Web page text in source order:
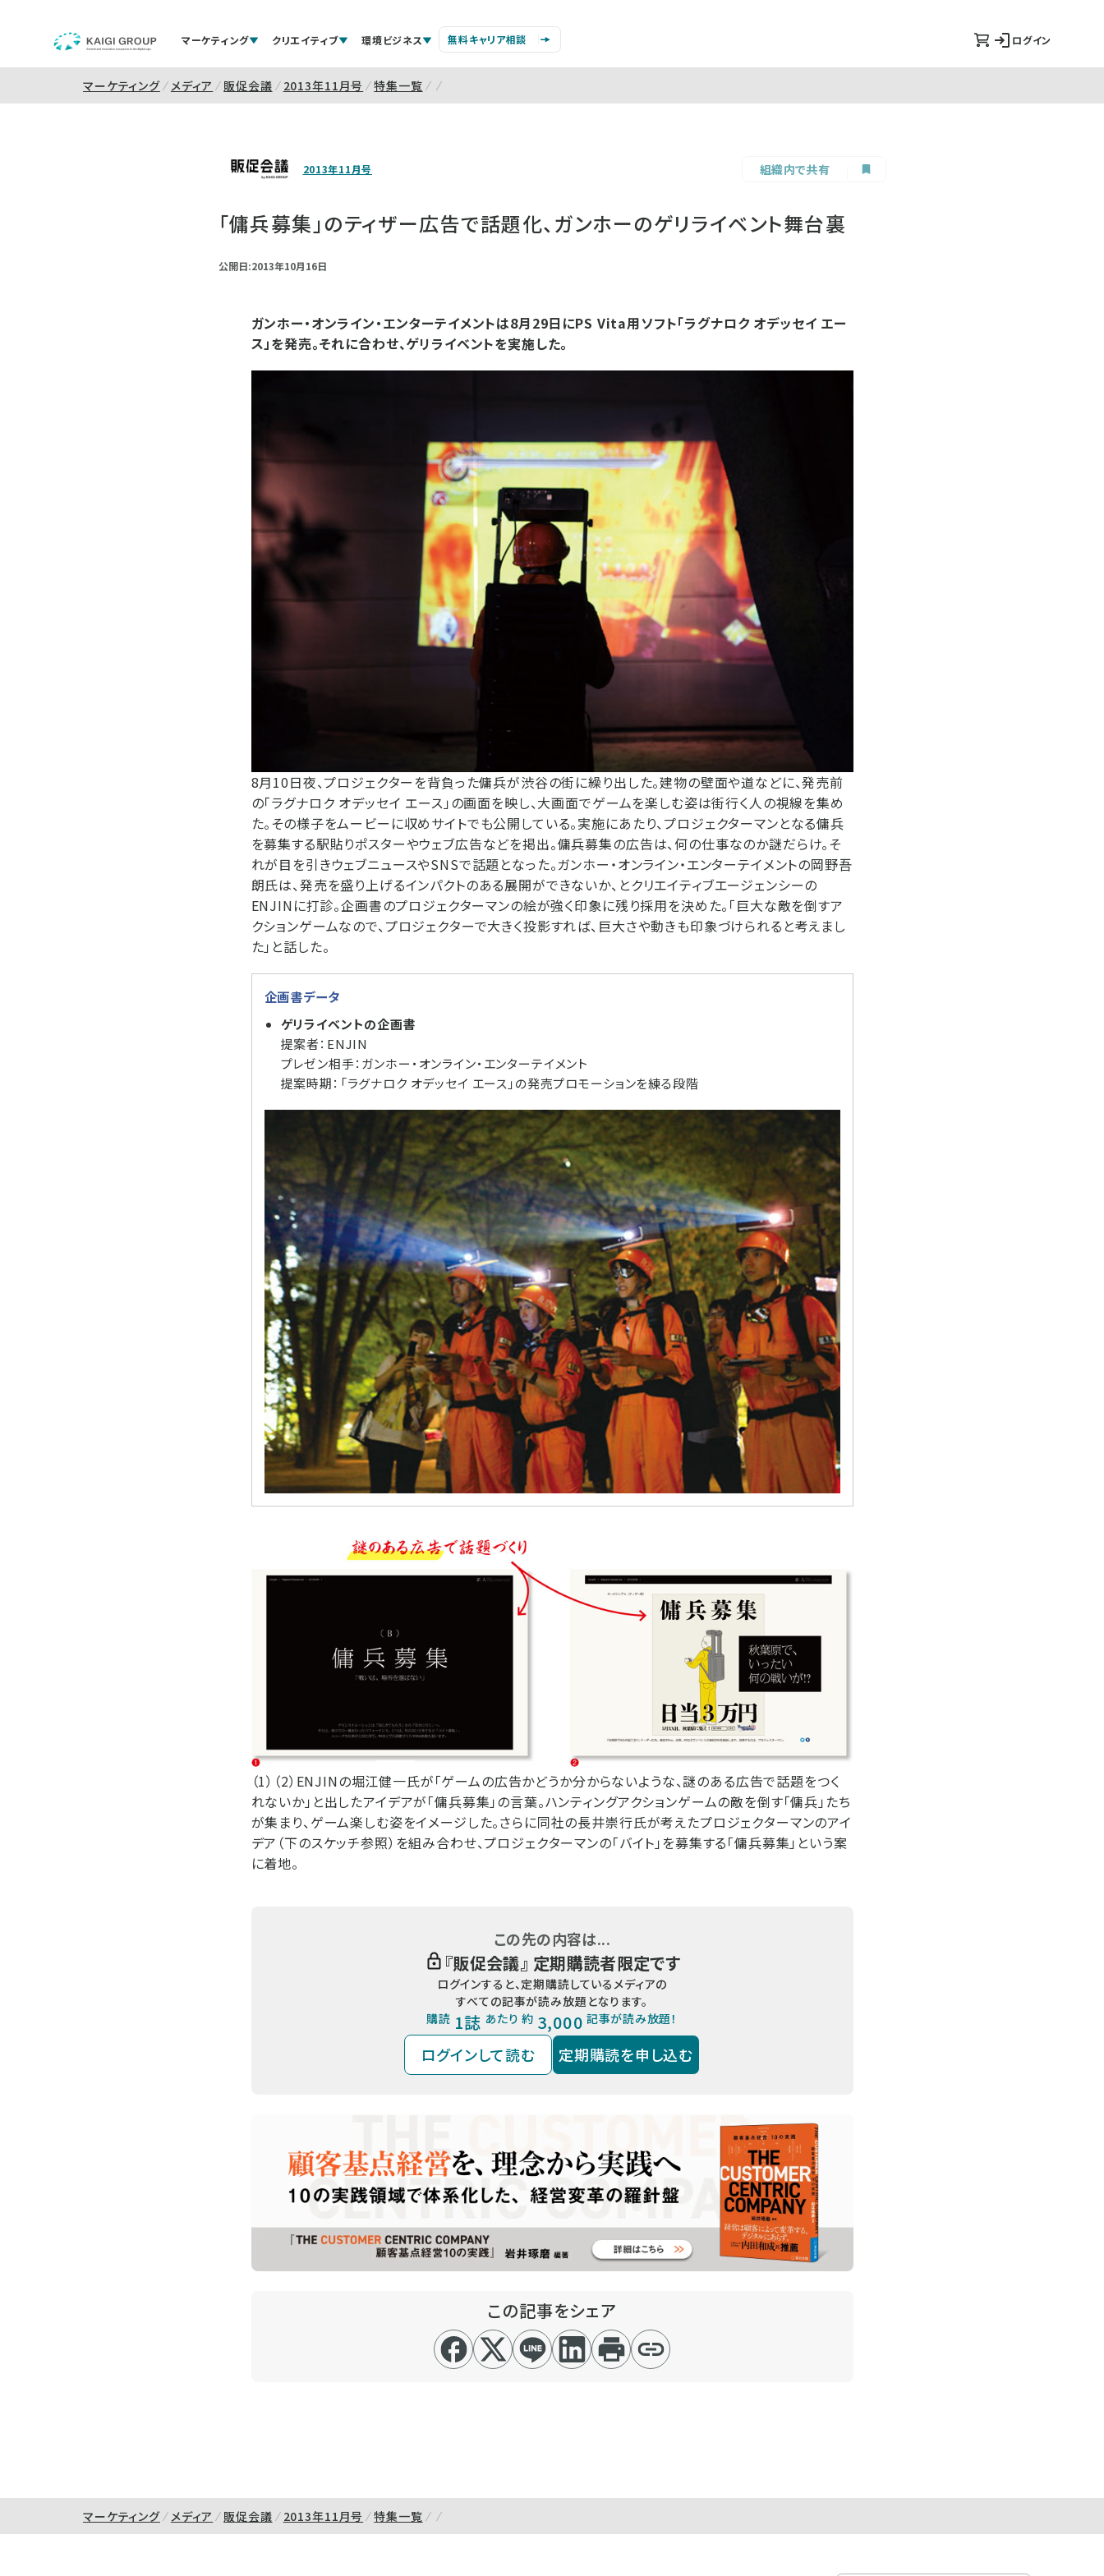
マーケティング クリエイティブ 環境ビジネス 無料キャリア相談 ログイン
マーケティング メディア 販促会議 2013年11月号 特集一覧
2013年11月号 組織内で共有
「傭兵募集」のティザー広告で話題化、ガンホーのゲリライベント舞台裏
公開日:2013年10月16日
ガンホー・オンライン・エンターテイメントは8月29日にPS Vita用ソフト「ラグナロク オデッセイ エー
ス」を発売。それに合わせ、ゲリライベントを実施した。
8月10日夜、プロジェクターを背負った傭兵が渋谷の街に繰り出した。建物の壁面や道などに、発売前
の「ラグナロク オデッセイ エース」の画面を映し、大画面でゲームを楽しむ姿は街行く人の視線を集め
た。その様子をムービーに収めサイトでも公開している。実施にあたり、プロジェクターマンとなる傭兵
を募集する駅貼りポスターやウェブ広告などを掲出。傭兵募集の広告は、何の仕事なのか謎だらけ。そ
れが目を引きウェブニュースやSNSで話題となった。ガンホー・オンライン・エンターテイメントの岡野吾
朗氏は、発売を盛り上げるインパクトのある展開ができないか、とクリエイティブエージェンシーの
ENJINに打診。企画書のプロジェクターマンの絵が強く印象に残り採用を決めた。「巨大な敵を倒すア
クションゲームなので、プロジェクターで大きく投影すれば、巨大さや動きも印象づけられると考えまし
た」と話した。
企画書データ
ゲリライベントの企画書
提案者：ENJIN
プレゼン相手：ガンホー・オンライン・エンターテイメント
提案時期：「ラグナロク オデッセイ エース」の発売プロモーションを練る段階
（1）（2）ENJINの堀江健一氏が「ゲームの広告かどうか分からないような、謎のある広告で話題をつく
れないか」と出したアイデアが「傭兵募集」の言葉。ハンティングアクションゲームの敵を倒す「傭兵」たち
が集まり、ゲーム楽しむ姿をイメージした。さらに同社の長井崇行氏が考えたプロジェクターマンのアイ
デア（下のスケッチ参照）を組み合わせ、プロジェクターマンの「バイト」を募集する「傭兵募集」という案
に着地。
この先の内容は...
『販促会議』 定期購読者限定です
ログインすると、定期購読しているメディアの
すべての記事が読み放題となります。
購読 1誌 あたり 約 3,000 記事が読み放題！
ログインして読む 定期購読を申し込む
この記事をシェア
マーケティング メディア 販促会議 2013年11月号 特集一覧